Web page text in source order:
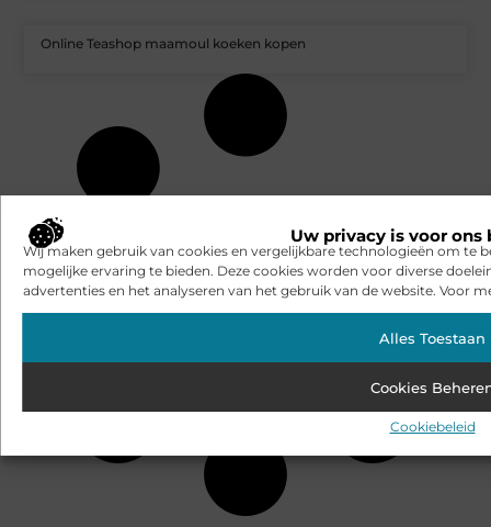
Uw privacy is voor
Wij maken gebruik van cookies en vergelijkbare technologieën om te
mogelijke ervaring te bieden. Deze cookies worden voor diverse
advertenties en het analyseren van het gebruik van de website. Voor
Alles Toestaan
Cookies
Cookiebeleid
Online Teashop maamoul koeken kopen